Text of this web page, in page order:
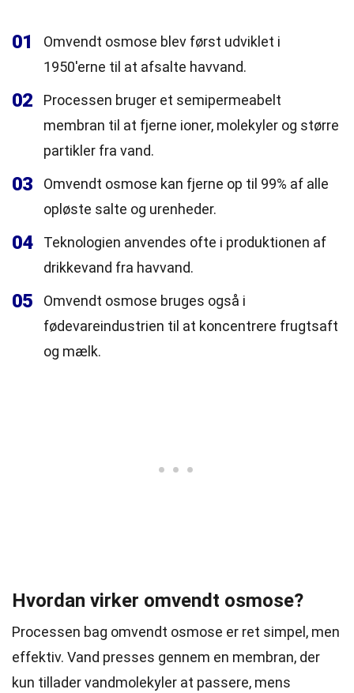
01
Omvendt osmose blev først udviklet i
1950'erne til at afsalte havvand.
02
Processen bruger et semipermeabelt
membran til at fjerne ioner, molekyler og større
partikler fra vand.
03
Omvendt osmose kan fjerne op til 99% af alle
opløste salte og urenheder.
04
Teknologien anvendes ofte i produktionen af
drikkevand fra havvand.
05
Omvendt osmose bruges også i
fødevareindustrien til at koncentrere frugtsaft
og mælk.
Hvordan virker omvendt osmose?
Processen bag omvendt osmose er ret simpel, men
effektiv. Vand presses gennem en membran, der
kun tillader vandmolekyler at passere, mens